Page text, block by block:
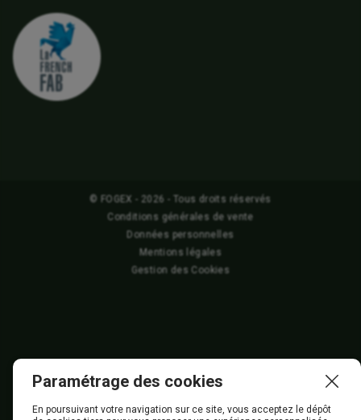
© FOGEX - 2026 - Tous droits réservés
Conditions générales de vente
Données personnelles
Mentions légales
Gestion des Cookies
Paramétrage des cookies
En poursuivant votre navigation sur ce site, vous acceptez le dépôt